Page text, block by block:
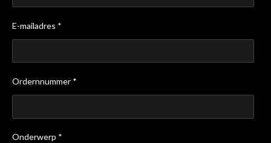
E-mailadres *
Ordernnummer *
Onderwerp *